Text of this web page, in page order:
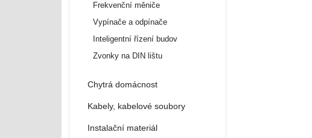
Frekvenční měniče
Vypínače a odpínače
Inteligentní řízení budov
Zvonky na DIN lištu
Chytrá domácnost
Kabely, kabelové soubory
Instalační materiál